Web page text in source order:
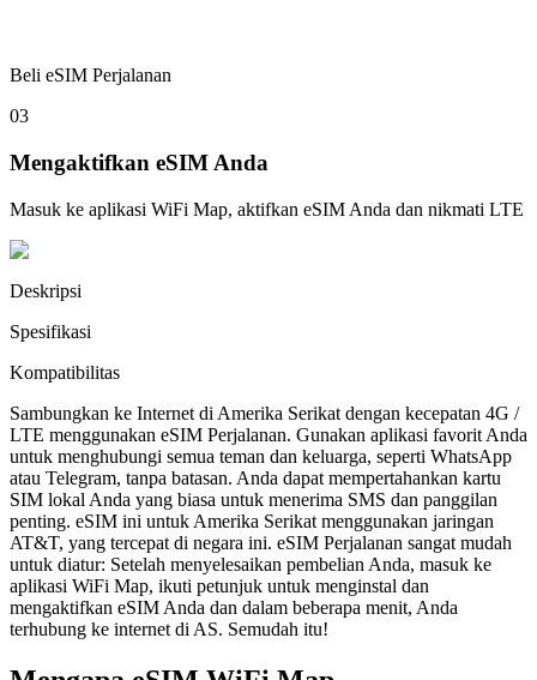
Beli eSIM Perjalanan
03
Mengaktifkan eSIM Anda
Masuk ke aplikasi WiFi Map, aktifkan eSIM Anda dan nikmati LTE
Deskripsi
Spesifikasi
Kompatibilitas
Sambungkan ke Internet di Amerika Serikat dengan kecepatan 4G /
LTE menggunakan eSIM Perjalanan. Gunakan aplikasi favorit Anda
untuk menghubungi semua teman dan keluarga, seperti WhatsApp
atau Telegram, tanpa batasan. Anda dapat mempertahankan kartu
SIM lokal Anda yang biasa untuk menerima SMS dan panggilan
penting. eSIM ini untuk Amerika Serikat menggunakan jaringan
AT&T, yang tercepat di negara ini. eSIM Perjalanan sangat mudah
untuk diatur: Setelah menyelesaikan pembelian Anda, masuk ke
aplikasi WiFi Map, ikuti petunjuk untuk menginstal dan
mengaktifkan eSIM Anda dan dalam beberapa menit, Anda
terhubung ke internet di AS. Semudah itu!